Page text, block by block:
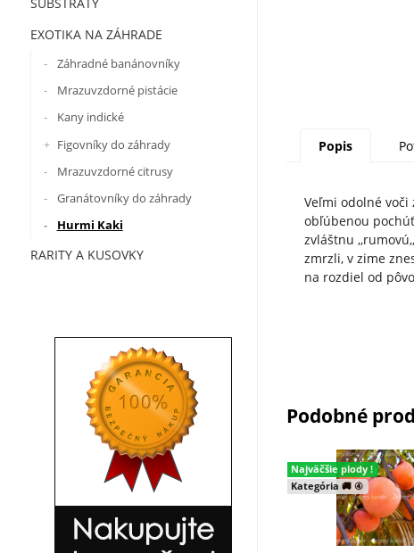
EXOTIKA NA ZÁHRADE
Záhradné banánovníky
Mrazuvzdorné pistácie
Kany indické
Figovníky do záhrady
Mrazuvzdorné citrusy
Granátovníky do záhrady
Hurmi Kaki
RARITY A KUSOVKY
Popis
Veľmi odolné
obľúbenou
zvláštnu
zmrzli, v zime
na rozdiel od
Podobné
Najväčšie plody !
Kategória 🚚 ④